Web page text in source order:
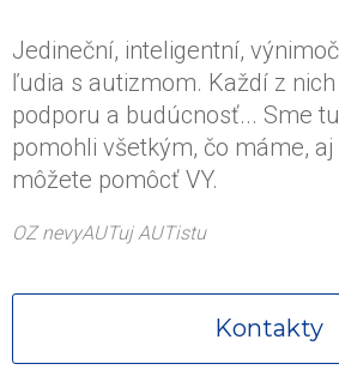
Jedineční, inteligentní,
ľudia s autizmom. Každí z
podporu a budúcnosť... Sme
pomohli všetkým, čo máme,
môžete pomôcť VY.
OZ nevyAUTuj AUTistu
Kontakty